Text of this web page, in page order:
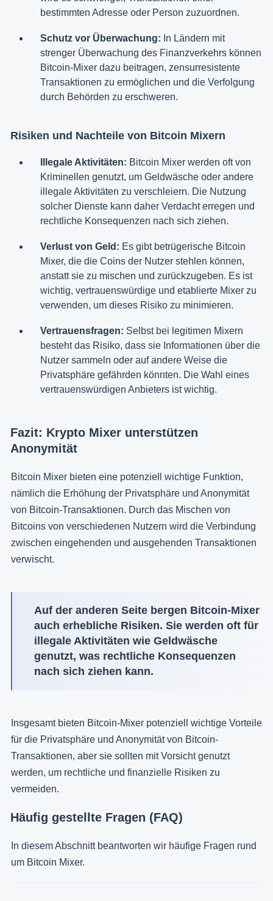
bestimmten Adresse oder Person zuzuordnen.
Schutz vor Überwachung: In Ländern mit
strenger Überwachung des Finanzverkehrs können
Bitcoin-Mixer dazu beitragen, zensurresistente
Transaktionen zu ermöglichen und die Verfolgung
durch Behörden zu erschweren.
Risiken und Nachteile von Bitcoin Mixern
Illegale Aktivitäten: Bitcoin Mixer werden oft von
Kriminellen genutzt, um Geldwäsche oder andere
illegale Aktivitäten zu verschleiern. Die Nutzung
solcher Dienste kann daher Verdacht erregen und
rechtliche Konsequenzen nach sich ziehen.
Verlust von Geld: Es gibt betrügerische Bitcoin
Mixer, die die Coins der Nutzer stehlen können,
anstatt sie zu mischen und zurückzugeben. Es ist
wichtig, vertrauenswürdige und etablierte Mixer zu
verwenden, um dieses Risiko zu minimieren.
Vertrauensfragen: Selbst bei legitimen Mixern
besteht das Risiko, dass sie Informationen über die
Nutzer sammeln oder auf andere Weise die
Privatsphäre gefährden könnten. Die Wahl eines
vertrauenswürdigen Anbieters ist wichtig.
Fazit: Krypto Mixer unterstützen
Anonymität
Bitcoin Mixer bieten eine potenziell wichtige Funktion,
nämlich die Erhöhung der Privatsphäre und Anonymität
von Bitcoin-Transaktionen. Durch das Mischen von
Bitcoins von verschiedenen Nutzern wird die Verbindung
zwischen eingehenden und ausgehenden Transaktionen
verwischt.
Auf der anderen Seite bergen Bitcoin-Mixer
auch erhebliche Risiken. Sie werden oft für
illegale Aktivitäten wie Geldwäsche
genutzt, was rechtliche Konsequenzen
nach sich ziehen kann.
Insgesamt bieten Bitcoin-Mixer potenziell wichtige Vorteile
für die Privatsphäre und Anonymität von Bitcoin-
Transaktionen, aber sie sollten mit Vorsicht genutzt
werden, um rechtliche und finanzielle Risiken zu
vermeiden.
Häufig gestellte Fragen (FAQ)
In diesem Abschnitt beantworten wir häufige Fragen rund
um Bitcoin Mixer.